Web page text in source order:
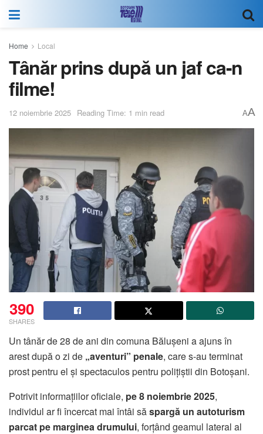
Home Local
Tânăr prins după un jaf ca-n
filme!
12 noiembrie 2025 Reading Time: 1 min read AA
390
SHARES
Un tânăr de 28 de ani din comuna Bălușeni a ajuns în
arest după o zi de „aventuri” penale, care s-au terminat
prost pentru el și spectaculos pentru polițiștii din Botoșani.
Potrivit informațiilor oficiale, pe 8 noiembrie 2025,
individul ar fi încercat mai întâi săspargă un autoturism
parcat pe marginea drumului, forțând geamul lateral al